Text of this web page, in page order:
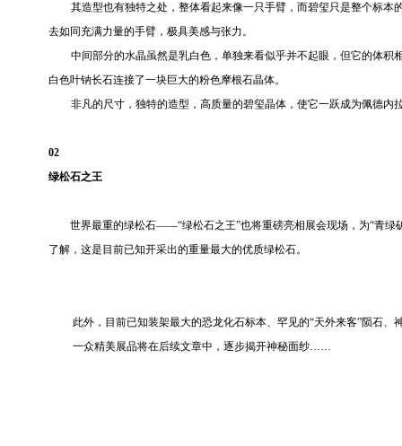
其造型也有独特之处，整体看起来像一只手臂，而碧玺只是整个标
去如同充满力量的手臂，极具美感与张力。
中间部分的水晶虽然是乳白色，单独来看似乎并不起眼，但它的体
白色叶钠长石连接了一块巨大的粉色摩根石晶体。
非凡的尺寸，独特的造型，高质量的碧玺晶体，使它一跃成为佩德内
02
绿松石之王
世界最重的绿松石——“绿松石之王”也将重磅亮相展会现场，为“青绿矿
了解，这是目前已知开采出的重量最大的优质绿松石。
此外，目前已知装架最大的恐龙化石标本、罕见的“天外来客”陨石
一众精美展品将在后续文章中，逐步揭开神秘面纱……